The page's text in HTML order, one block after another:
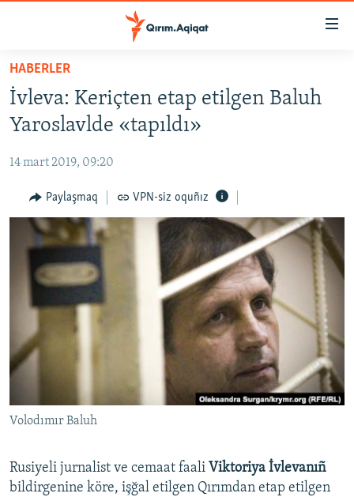
Esas
mündericege
qaytmaq
Baş
qaytmaq
qaytmaq
HABERLER
SİYASET
CEMİYET
MEDENİYET
İNSAN AQLARI
SÜRET
BLOGLAR
FİKİR
Українською
HABERLER
İvleva: Keriçten etap etilgen Baluh
Yaroslavlde «tapıldı»
14 mart 2019, 09:20
Paylaşmaq VPN-siz oquñız
Volodımır Baluh
Rusiyeli jurnalist ve cemaat faali Viktoriya İvlevanıñ
bildirgenine köre, işğal etilgen Qırımdan etap etilgen